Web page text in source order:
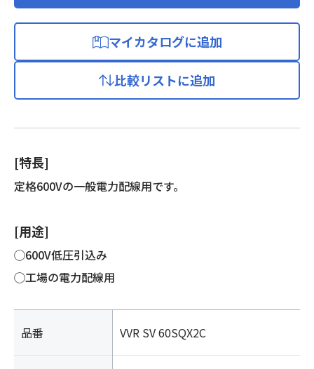
シ
ス
ル
個
マイカタログに追加
比較リストに追加
[特長]
定格600Vの一般電力配線用です。
[用途]
◯600V低圧引込み
◯工場の電力配線用
品番 VVR SV 60SQX2C